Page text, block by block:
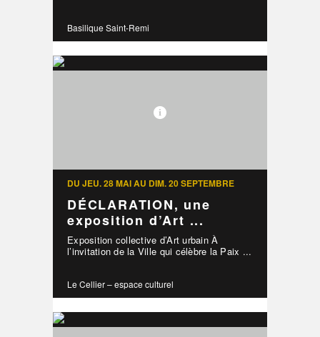
Basilique Saint-Remi
DU JEU. 28 MAI AU DIM. 20 SEPTEMBRE
DÉCLARATION, une
exposition d’Art ...
Exposition collective d’Art urbain À
l’invitation de la Ville qui célèbre la Paix ...
Le Cellier – espace culturel